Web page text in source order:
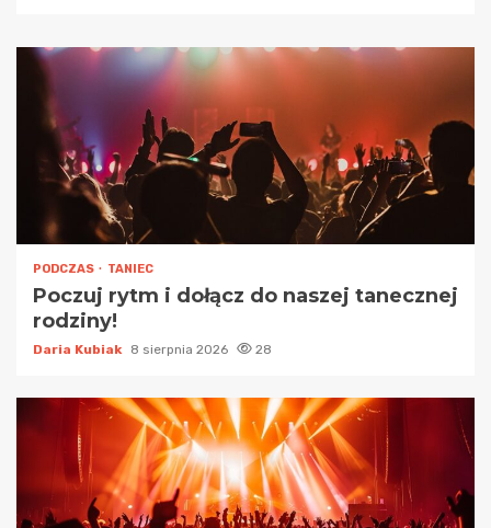
PODCZAS TANIEC
Poczuj rytm i dołącz do naszej tanecznej
rodziny!
Daria Kubiak 8 sierpnia 2026 28